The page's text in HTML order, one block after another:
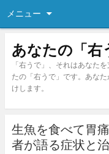
メニュー
あなたの「右
「右うで」、それはあなた
たの「右うで」です。あな
けします。
生魚を食べて胃
者が語る症状と